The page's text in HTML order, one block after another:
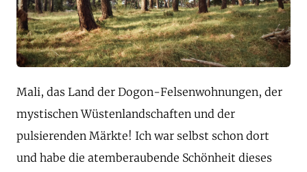
Mali, das Land der Dogon-Felsenwohnungen, der
mystischen Wüstenlandschaften und der
pulsierenden Märkte! Ich war selbst schon dort
und habe die atemberaubende Schönheit dieses